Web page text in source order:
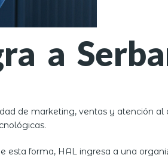
a
de marketing, ventas y atención al
forma, HAL ingresa a una